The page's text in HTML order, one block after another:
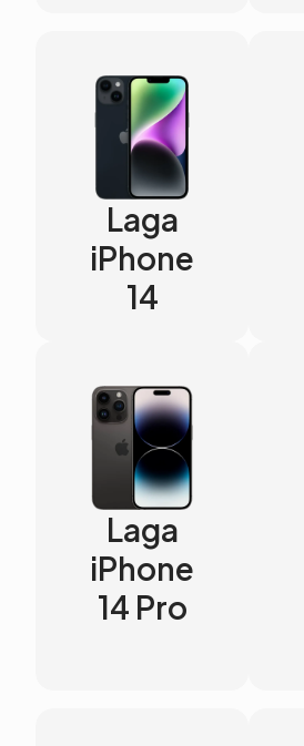
Laga
iPhone
14
Laga
iPhone
14 Pro